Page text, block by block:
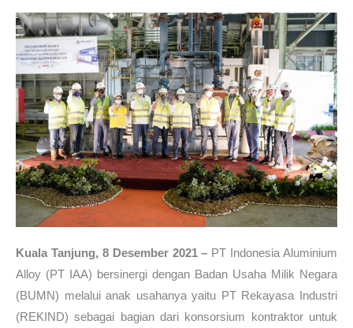
Kuala Tanjung, 8 Desember 2021 – PT Indonesia Aluminium
Alloy (PT IAA) bersinergi dengan Badan Usaha Milik Negara
(BUMN) melalui anak usahanya yaitu PT Rekayasa Industri
(REKIND) sebagai bagian dari konsorsium kontraktor untuk